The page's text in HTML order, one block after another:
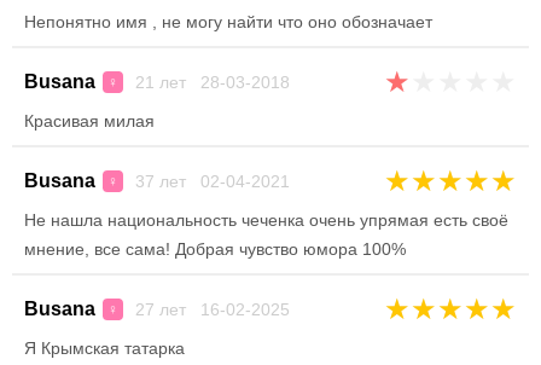
Непонятно имя , не могу найти что оно обозначает
Busana ♀ 21 лет 28-03-2018 ★
Красивая милая
Busana ♀ 37 лет 02-04-2021 ★★★★★
Не нашла национальность чеченка очень упрямая есть своё
мнение, все сама! Добрая чувство юмора 100%
Busana ♀ 27 лет 16-02-2025 ★★★★★
Я Крымская татарка